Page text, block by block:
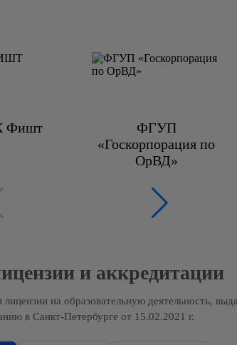
Фишт
ФГУП
«Госкорпорация по
ОрВД»
и аккредитации
на образовательную деятельность,
в Санкт-Петербурге от 15.02.2021 г.